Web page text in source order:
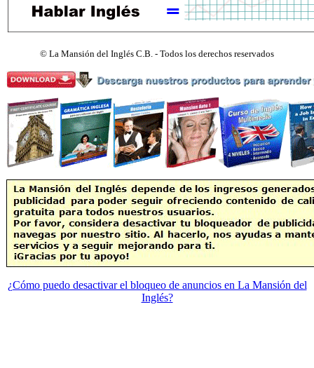
© La Mansión del Inglés C.B. - Todos los derechos reservados
¿Cómo puedo desactivar el bloqueo de anuncios en La Mansión del
Inglés?